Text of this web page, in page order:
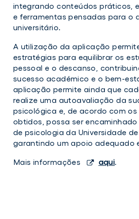
integrando conteúdos práticos,
e ferramentas pensadas para o
universitário.
A utilização da aplicação
estratégias para equilibrar os
pessoal e o descanso,
sucesso académico e o bem-
aplicação permite ainda que
realize uma autoavaliação da
psicológica e, de acordo com os
obtidos, possa ser
de psicologia da Universidade de
garantindo um apoio adequado
Mais informações aqui.